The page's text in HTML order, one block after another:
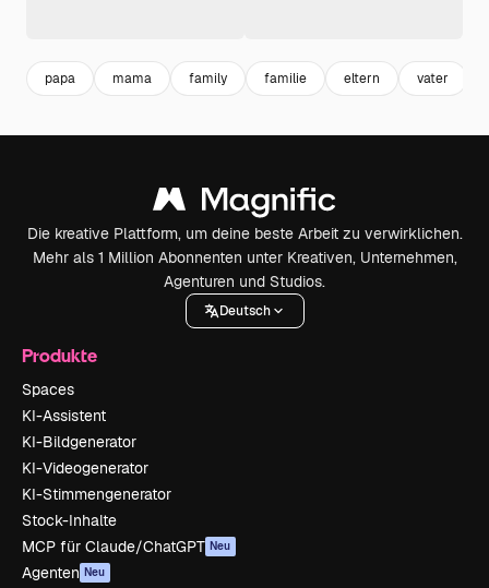
papa mama family familie eltern vater
Die kreative Plattform, um deine beste Arbeit zu verwirklichen.
Mehr als 1 Million Abonnenten unter Kreativen, Unternehmen,
Agenturen und Studios.
Deutsch
Produkte
Spaces
KI-Assistent
KI-Bildgenerator
KI-Videogenerator
KI-Stimmengenerator
Stock-Inhalte
MCP für Claude/ChatGPT Neu
Agenten Neu